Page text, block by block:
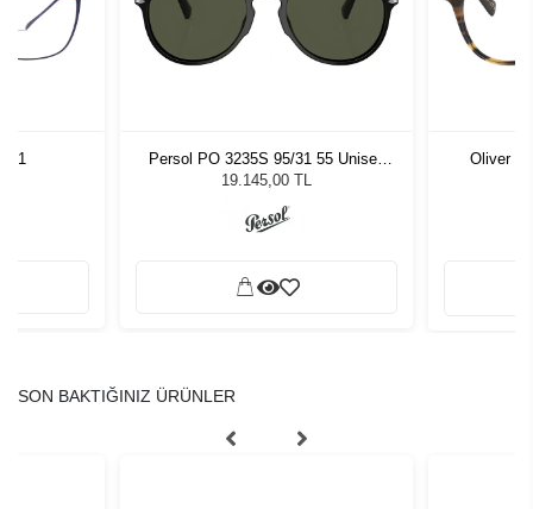
51
Persol PO 3235S 95/31 55 Unisex
Güneş Gözlüğü
19.145,00 TL
Oliver
SON BAKTIĞINIZ ÜRÜNLER